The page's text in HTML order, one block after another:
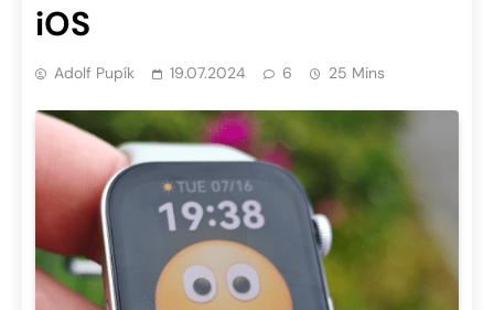
iOS
Adolf Pupík 19.07.2024 6 25 Mins